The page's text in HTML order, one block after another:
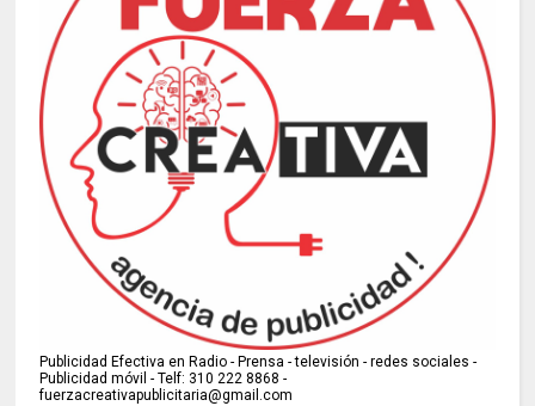
Publicidad Efectiva en Radio - Prensa - televisión - redes sociales -
Publicidad móvil - Telf: 310 222 8868 -
fuerzacreativapublicitaria@gmail.com